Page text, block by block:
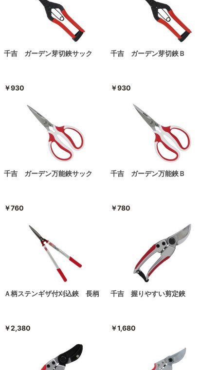
千吉 ガーデン芽切鋏サック
￥930
千吉 ガーデン芽切鋏Ｂ
￥930
千吉 ガーデン万能鋏サック
￥760
千吉 ガーデン万能鋏Ｂ
￥780
Ａ柄ステンギザ付刈込鋏 長柄
￥2,380
千吉 握りやすい剪定鋏
￥1,680